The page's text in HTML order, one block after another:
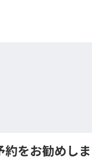
をお勧めしま